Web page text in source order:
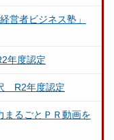
営者ビジネス塾」
年度認定
R2年度認定
まるごとＰＲ動画を